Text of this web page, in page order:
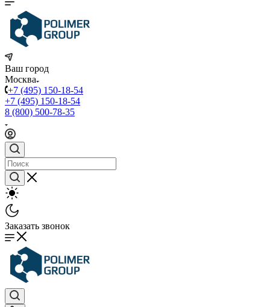
Ваш город
Москва
+7 (495) 150-18-54
+7 (495) 150-18-54
8 (800) 500-78-35
Заказать звонок